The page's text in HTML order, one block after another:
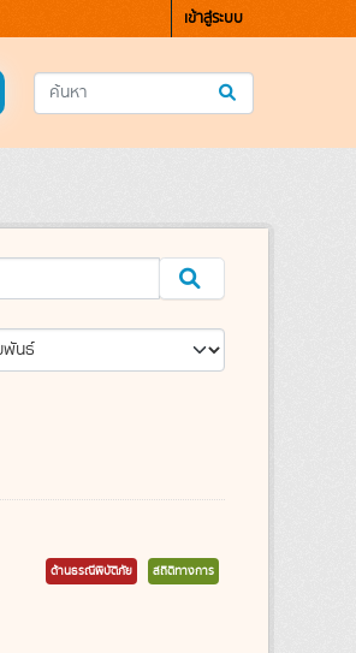
เข้าสู่ระบบ
ด้านธรณีพิบัติภัย สถิติทางการ